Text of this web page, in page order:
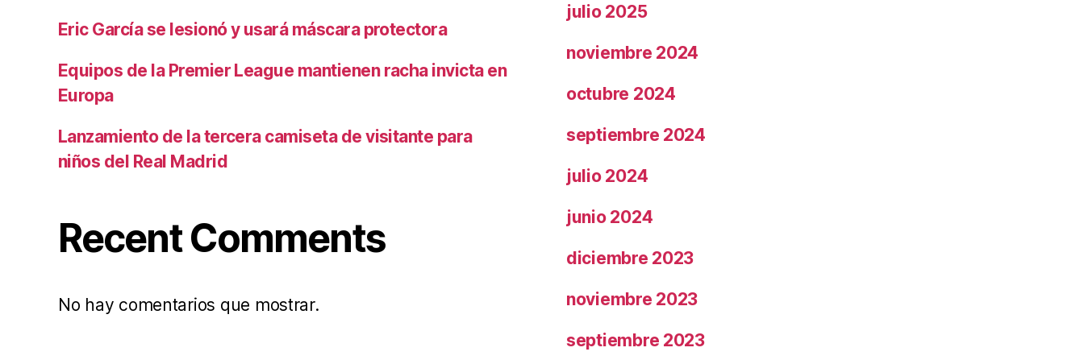
Eric García se lesionó y usará máscara protectora
Equipos de la Premier League mantienen racha invicta en
Europa
Lanzamiento de la tercera camiseta de visitante para
niños del Real Madrid
Recent Comments
No hay comentarios que mostrar.
julio 2025
noviembre 2024
octubre 2024
septiembre 2024
julio 2024
junio 2024
diciembre 2023
noviembre 2023
septiembre 2023